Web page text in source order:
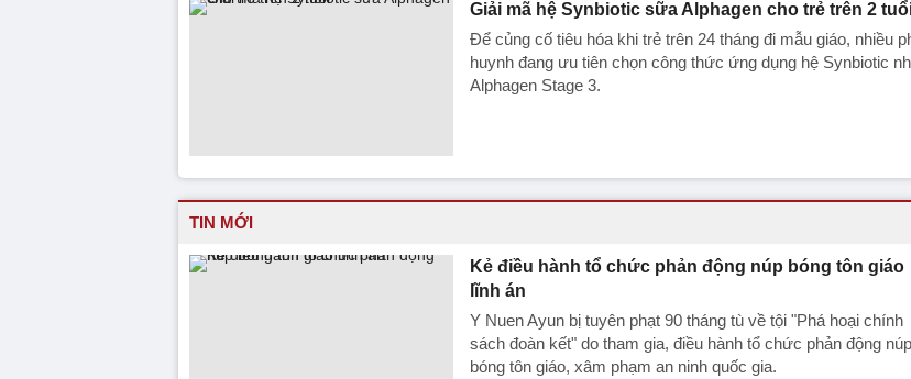
Giải mã hệ Synbiotic sữa Alphagen cho trẻ trên 2
Để củng cố tiêu hóa khi trẻ trên 24 tháng đi mẫu giáo, nhiều
huynh đang ưu tiên chọn công thức ứng dụng hệ Synbiotic
Alphagen Stage 3.
TIN MỚI
Kẻ điều hành tổ chức phản động núp bóng tôn giáo
lĩnh án
Y Nuen Ayun bị tuyên phạt 90 tháng tù về tội "Phá hoại chính
sách đoàn kết" do tham gia, điều hành tổ chức phản động núp
bóng tôn giáo, xâm phạm an ninh quốc gia.